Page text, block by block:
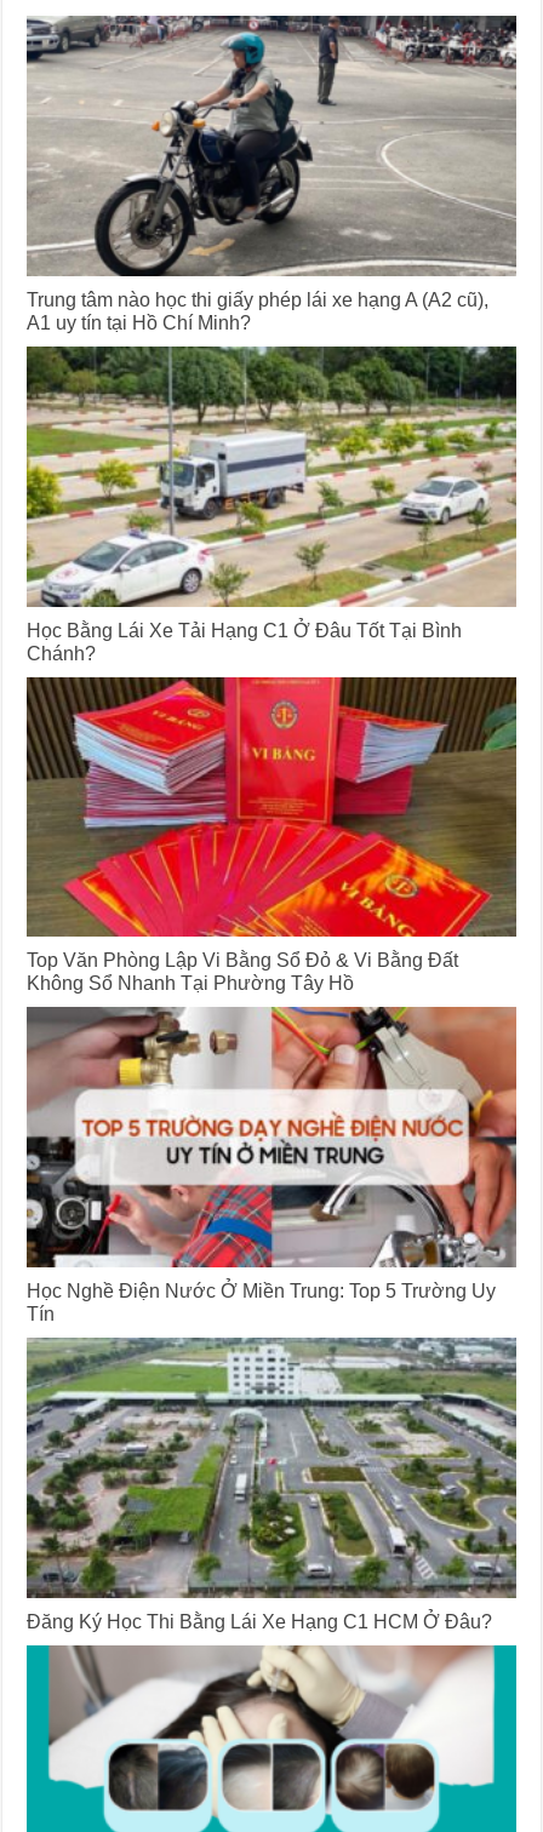
Trung tâm nào học thi giấy phép lái xe hạng A (A2 cũ),
A1 uy tín tại Hồ Chí Minh?
Học Bằng Lái Xe Tải Hạng C1 Ở Đâu Tốt Tại Bình
Chánh?
Top Văn Phòng Lập Vi Bằng Sổ Đỏ & Vi Bằng Đất
Không Sổ Nhanh Tại Phường Tây Hồ
Học Nghề Điện Nước Ở Miền Trung: Top 5 Trường Uy
Tín
Đăng Ký Học Thi Bằng Lái Xe Hạng C1 HCM Ở Đâu?